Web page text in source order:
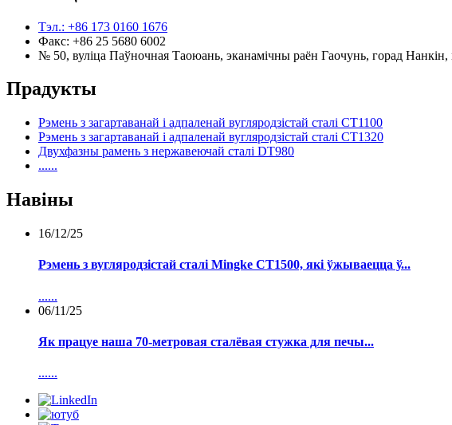
Тэл.: +86 173 0160 1676
Факс: +86 25 5680 6002
№ 50, вуліца Паўночная Таоюань, эканамічны раён Гаочунь, горад Нанкін,
Прадукты
Рэмень з загартаванай і адпаленай вугляродзістай сталі CT1100
Рэмень з загартаванай і адпаленай вугляродзістай сталі CT1320
Двухфазны рамень з нержавеючай сталі DT980
......
Навіны
16/12/25
Рэмень з вугляродзістай сталі Mingke CT1500, які ўжываецца ў...
......
06/11/25
Як працуе наша 70-метровая сталёвая стужка для печы...
......